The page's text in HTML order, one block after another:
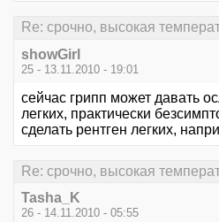
Re: срочно, высокая
showGirl
25 - 13.11.2010 - 19:01
сейчас грипп может давать
легких, практически
сделать рентген легких,
Re: срочно, высокая
Tasha_K
26 - 14.11.2010 - 05:55